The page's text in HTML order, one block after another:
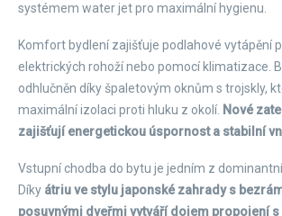
systémem water jet pro maximální hygienu.
Komfort bydlení zajišťuje podlahové vytápění
elektrických rohoží nebo pomocí klimatizace.
odhlučněn díky špaletovým oknům s trojskly,
maximální izolaci proti hluku z okolí. Nové
zajišťují energetickou úspornost a stabilní
Vstupní chodba do bytu je jedním z
Díky átriu ve stylu japonské zahrady s
posuvnými dveřmi vytváří dojem propojení